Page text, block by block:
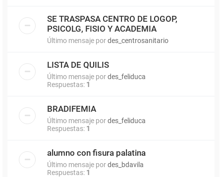
SE TRASPASA CENTRO DE LOGOP,
PSICOLG, FISIO Y ACADEMIA
Último mensaje pordes_centrosanitario
LISTA DE QUILIS
Último mensaje pordes_feliduca
Respuestas: 1
BRADIFEMIA
Último mensaje pordes_feliduca
Respuestas: 1
alumno con fisura palatina
Último mensaje pordes_bdavila
Respuestas: 1